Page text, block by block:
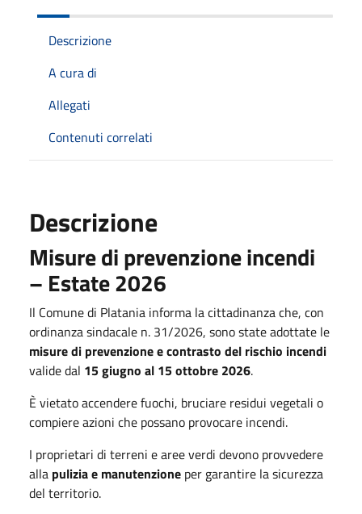
Descrizione
A cura di
Allegati
Contenuti correlati
Descrizione
Misure di prevenzione incendi
– Estate 2026
Il Comune di Platania informa la cittadinanza che, con
misure di prevenzione e contrasto del rischio incendi
valide dal 15 giugno al 15 ottobre 2026.
È vietato accendere fuochi, bruciare residui vegetali o
compiere azioni che possano provocare incendi.
I proprietari di terreni e aree verdi devono provvedere
alla pulizia e manutenzione per garantire la sicurezza
del territorio.